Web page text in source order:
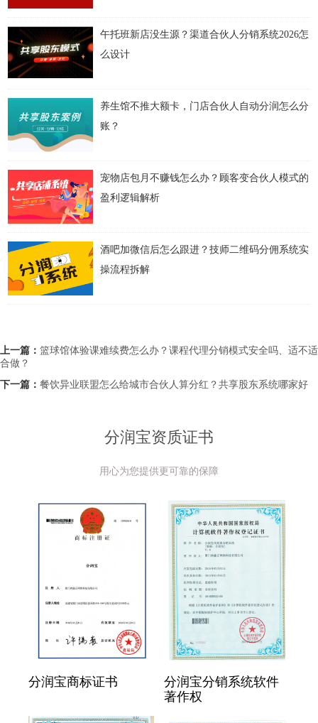
午托班新店没生源？渠道合伙人分销系统2026怎
么设计
养生馆不推大额卡，门店合伙人自动分润怎么分
账？
宠物店包月不赚钱怎么办？顾客变合伙人模式的
盈利逻辑解析
酒吧加微信后怎么跟进？技师二维码分佣系统实
操流程拆解
上一篇： 篮球馆体验课难续费怎么办？课程代理分销模式安全吗、适不适
合做？
下一篇： 餐饮异业联盟怎么给城市合伙人算分红？共享股东系统哪家好
分润宝资质证书
用心为您提供更可靠的保障
分润宝商标证书
分润宝分销系统软件
著作权